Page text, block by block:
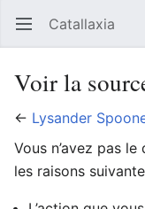
Ouvrir le menu principal Catallaxia
Voir la
← Lysander
Vous n’avez pas
les raisons